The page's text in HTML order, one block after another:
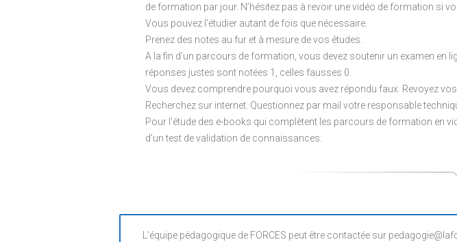
de formation par jour. N’hésitez pas à revoir une vidéo de formation si
Vous pouvez l’étudier autant de fois que nécessaire.
Prenez des notes au fur et à mesure de vos études.
A la fin d’un parcours de formation, vous devez soutenir un examen en
réponses justes sont notées 1, celles fausses 0.
Vous devez comprendre pourquoi vous avez répondu faux. Revoyez
Recherchez sur internet. Questionnez par mail votre responsable
Pour l’étude des e-books qui complètent les parcours de formation en
d’un test de validation de connaissances.
L’équipe pédagogique de FORCES peut être contactée sur